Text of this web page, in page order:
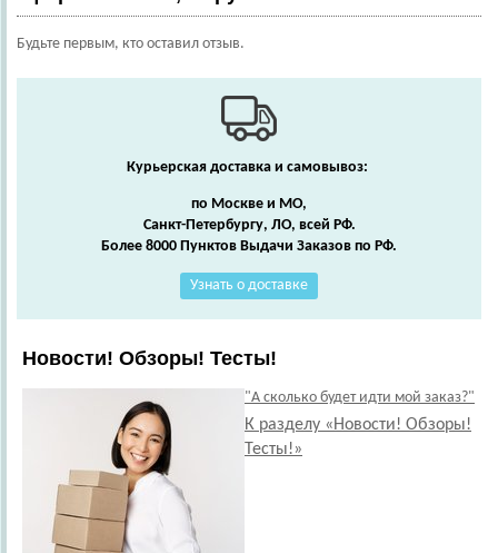
Будьте первым, кто оставил отзыв.
Курьерская доставка и самовывоз:
по Москве и МО,
Санкт-Петербургу, ЛО, всей РФ.
Более 8000 Пунктов Выдачи Заказов по РФ.
Узнать о доставке
Новости! Обзоры! Тесты!
"А сколько будет идти мой заказ?"
К разделу «Новости! Обзоры!
Тесты!»